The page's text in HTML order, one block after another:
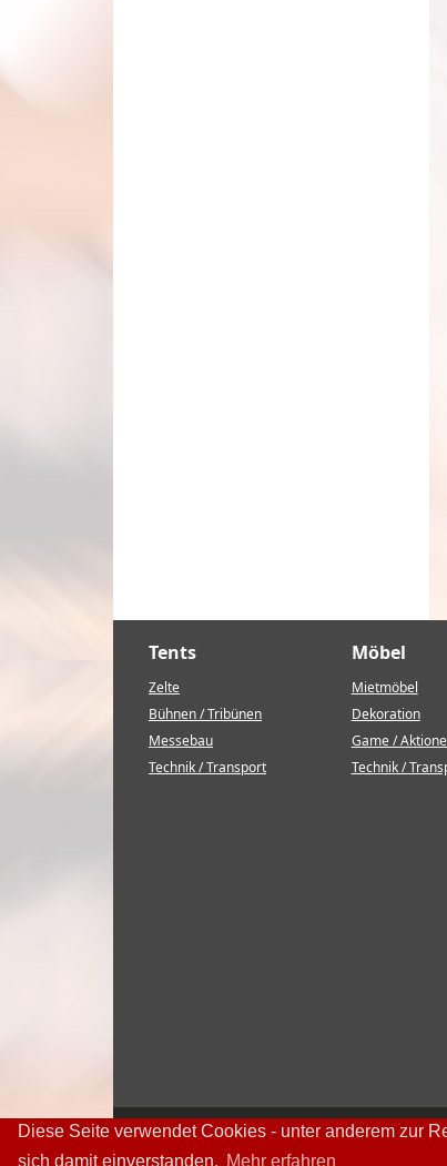
Diese Seite verwendet Cookies - unter anderem zur
sich damit einverstanden. Mehr erfahren
Tents
Zelte
Bühnen / Tribünen
Messebau
Technik / Transport
Möbel
Mietmöbel
Dekoration
Game /
Technik /